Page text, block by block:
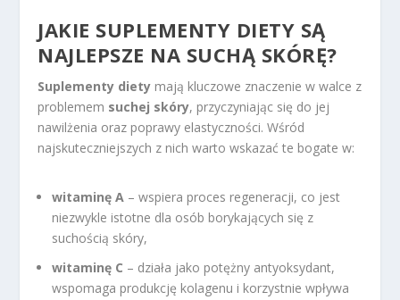
JAKIE SUPLEMENTY DIETY SĄ
NAJLEPSZE NA SUCHĄ SKÓRĘ?
Suplementy diety mają kluczowe znaczenie w walce z
problemem suchej skóry, przyczyniając się do jej
nawilżenia oraz poprawy elastyczności. Wśród
najskuteczniejszych z nich warto wskazać te bogate w:
witaminę A – wspiera proces regeneracji, co jest
niezwykle istotne dla osób borykających się z
suchością skóry,
witaminę C – działa jako potężny antyoksydant,
wspomaga produkcję kolagenu i korzystnie wpływa